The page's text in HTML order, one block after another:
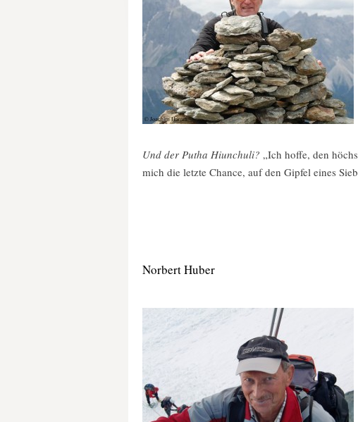
Und der Putha Hiunchuli? „Ich hoffe, den
mich die letzte Chance, auf den Gipfel eines
Norbert Huber